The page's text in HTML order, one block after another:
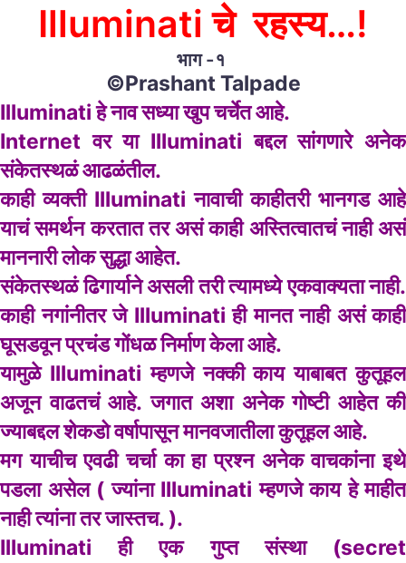
Illuminati चे रहस्य…!
भाग -१
©Prashant Talpade
Illuminati हे नाव सध्या खुप चर्चेत आहे.
Internet वर या Illuminati बद्दल सांगणारे अनेक
संकेतस्थळं आढळंतील.
काही व्यक्ती Illuminati नावाची काहीतरी भानगड आहे
याचं समर्थन करतात तर असं काही अस्तित्वातचं नाही असं
माननारी लोक सुद्धा आहेत.
संकेतस्थळं ढिगार्याने असली तरी त्यामध्ये एकवाक्यता नाही.
काही नगांनीतर जे Illuminati ही मानत नाही असं काही
घूसडवून प्रचंड गोंधळ निर्माण केला आहे.
यामुळे Illuminati म्हणजे नक्की काय याबाबत कुतूहल
अजून वाढतचं आहे. जगात अशा अनेक गोष्टी आहेत की
ज्याबद्दल शेकडो वर्षापासून मानवजातीला कुतूहल आहे.
मग याचीच एवढी चर्चा का हा प्रश्न अनेक वाचकांना इथे
पडला असेल ( ज्यांना Illuminati म्हणजे काय हे माहीत
नाही त्यांना तर जास्तच. ).
Illuminati ही एक गुप्त संस्था (secret